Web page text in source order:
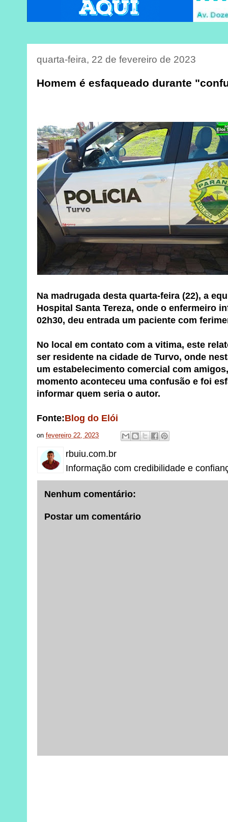
quarta-feira, 22 de fevereiro de 2023
Homem é esfaqueado durante
Na madrugada desta quarta-feira (22), a
Hospital Santa Tereza, onde o enfermeiro
02h30, deu entrada um paciente com
No local em contato com a vitima, este
ser residente na cidade de Turvo, onde
um estabelecimento comercial com
momento aconteceu uma confusão e foi
informar quem seria o autor.
Fonte:Blog do Elói
onfevereiro 22, 2023
rbuiu.com.br
Informação com credibilidade e
Nenhum comentário:
Postar um comentário